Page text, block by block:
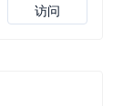
访问